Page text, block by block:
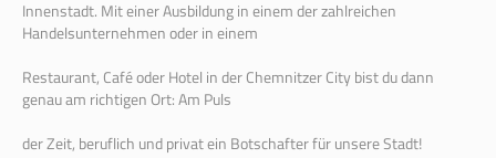
Innenstadt. Mit einer Ausbildung in einem der zahlreichen
Handelsunternehmen oder in einem
Restaurant, Café oder Hotel in der Chemnitzer City bist du dann
genau am richtigen Ort: Am Puls
der Zeit, beruflich und privat ein Botschafter für unsere Stadt!